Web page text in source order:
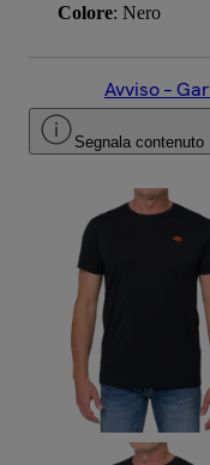
Colore: Nero
Avviso –
Segnala contenuto